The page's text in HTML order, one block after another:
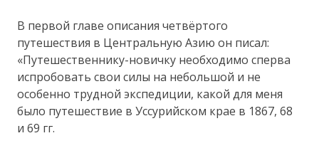
В первой главе описания четвёртого
путешествия в Центральную Азию он писал:
«Путешественнику-новичку необходимо сперва
испробовать свои силы на небольшой и не
особенно трудной экспедиции, какой для меня
было путешествие в Уссурийском крае в 1867, 68
и 69 гг.